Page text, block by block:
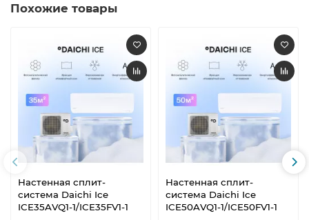
Похожие товары
Настенная сплит-
система Daichi Ice
ICE35AVQ1-1/ICE35FV1-1
Настенная сплит-
система Daichi Ice
ICE50AVQ1-1/ICE50FV1-1